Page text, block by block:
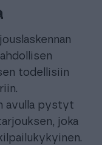
todellisiin
avulla pystyt
joka